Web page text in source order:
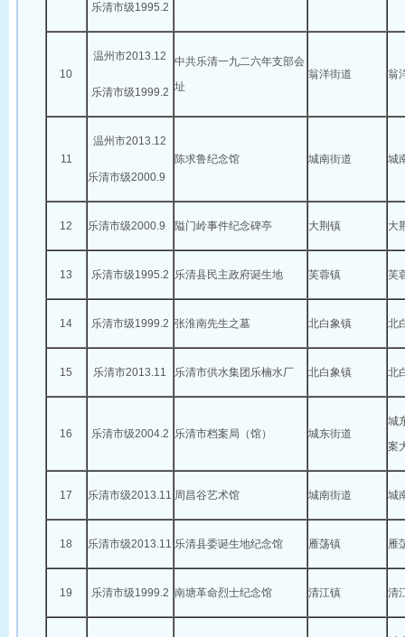
乐清市级1995.2
10
温州市2013.12
乐清市级1999.2
中共乐清一九二六年支部会
址
翁洋街道 翁
11
温州市2013.12
乐清市级2000.9
陈求鲁纪念馆 城南街道 城
12 乐清市级2000.9 隘门岭事件纪念碑亭 大荆镇 大
13 乐清市级1995.2 乐清县民主政府诞生地 芙蓉镇 芙
14 乐清市级1999.2 张淮南先生之墓 北白象镇 北
15 乐清市2013.11 乐清市供水集团乐楠水厂 北白象镇 北
16 乐清市级2004.2 乐清市档案局（馆） 城东街道
城
案
17 乐清市级2013.11 周昌谷艺术馆 城南街道 城
18 乐清市级2013.11 乐清县委诞生地纪念馆 雁荡镇 雁
19 乐清市级1999.2 南塘革命烈士纪念馆 清江镇 清